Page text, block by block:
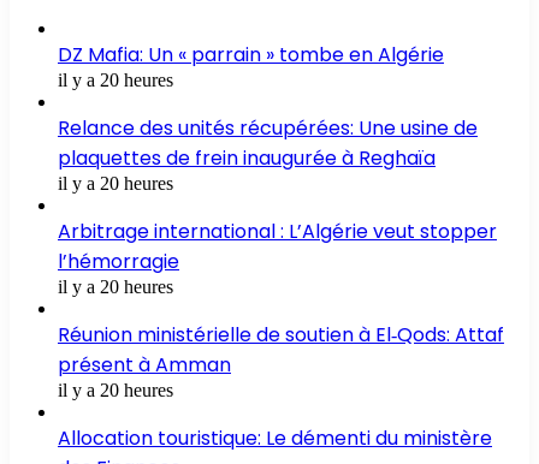
DZ Mafia: Un « parrain » tombe en Algérie
il y a 20 heures
Relance des unités récupérées: Une usine de
plaquettes de frein inaugurée à Reghaïa
il y a 20 heures
Arbitrage international : L’Algérie veut stopper
l’hémorragie
il y a 20 heures
Réunion ministérielle de soutien à El‑Qods: Attaf
présent à Amman
il y a 20 heures
Allocation touristique: Le démenti du ministère